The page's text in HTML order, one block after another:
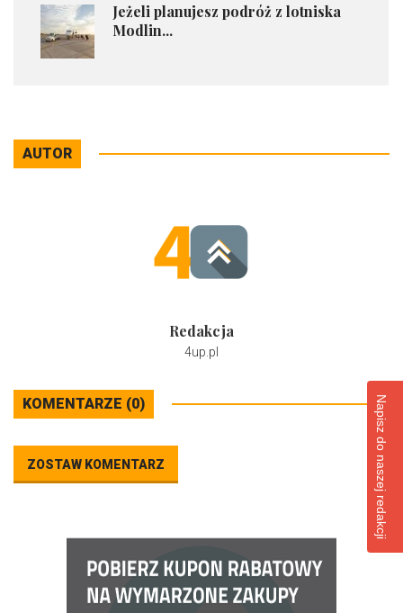
Jeżeli planujesz podróż z lotniska
Modlin...
AUTOR
Redakcja
4up.pl
KOMENTARZE (0)
ZOSTAW KOMENTARZ Napisz do naszej redakcji